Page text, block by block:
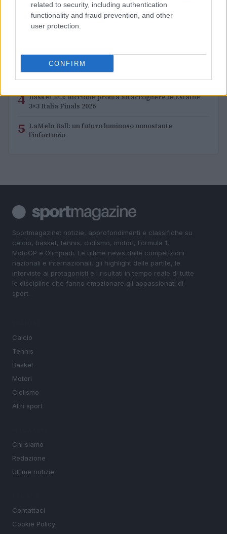
related to security, including authentication
functionality and fraud prevention, and other
user protection.
CONFIRM
FIBA U16 EuroBasket 2026: la formazione italiana e le
partite da seguire
3
Camp Estivo di Basket: Divertimento e Apprendimento
4 Basket 3×3: Riccione pronta ad accogliere le Estathé
3×3 Italia Finals 2026
5 LaMelo Ball: un futuro luminoso nonostante
l’infortunio
Sportmagazine: notizie, approfondimenti e classifiche su
calcio, basket, tennis, ciclismo, motori, Formula 1,
MotoGP e Olimpiadi. Le ultime news dalle competizioni
nazionali e internazionali, gli highlight delle partite, le
interviste ai protagonisti e i risultati in tempo reale di tutte
le discipline che fanno emozionare gli appassionati di
sport.
Calcio
Tennis
Basket
Motori
Ciclismo
Altri sport
Chi siamo
Redazione
Ultime notizie
Contattaci
Cookie Policy